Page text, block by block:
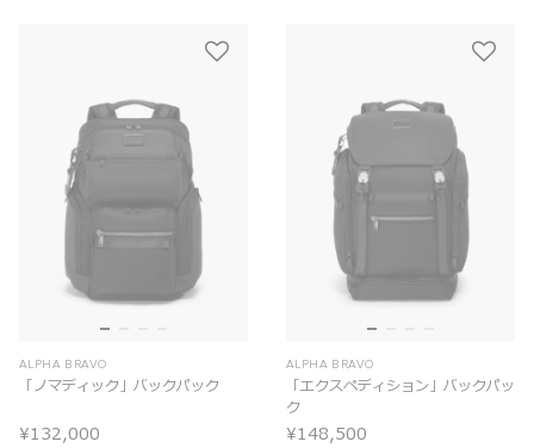
ALPHA BRAVO
「ノマディック」バックパック
¥132,000
ALPHA BRAVO
「エクスペディション」バックパッ
ク
¥148,500